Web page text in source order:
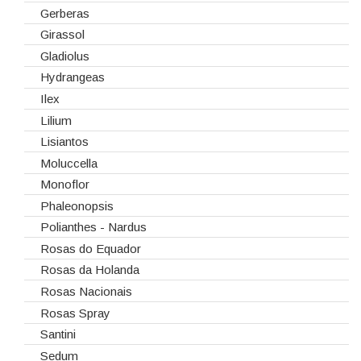
Gerberas
Girassol
Gladiolus
Hydrangeas
Ilex
Lilium
Lisiantos
Moluccella
Monoflor
Phaleonopsis
Polianthes - Nardus
Rosas do Equador
Rosas da Holanda
Rosas Nacionais
Rosas Spray
Santini
Sedum